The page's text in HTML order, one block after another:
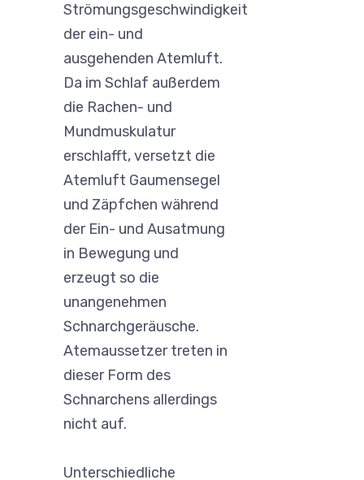
Strömungsgeschwindigkeit
der ein- und
ausgehenden Atemluft.
Da im Schlaf außerdem
die Rachen- und
Mundmuskulatur
erschlafft, versetzt die
Atemluft Gaumensegel
und Zäpfchen während
der Ein- und Ausatmung
in Bewegung und
erzeugt so die
unangenehmen
Schnarchgeräusche.
Atemaussetzer treten in
dieser Form des
Schnarchens allerdings
nicht auf.
Unterschiedliche